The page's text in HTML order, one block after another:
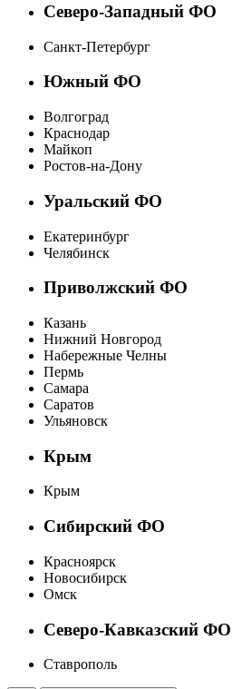
Северо-Западный ФО
Санкт-Петербург
Южный ФО
Волгоград
Краснодар
Майкоп
Ростов-на-Дону
Уральский ФО
Екатеринбург
Челябинск
Приволжский ФО
Казань
Нижний Новгород
Набережные Челны
Пермь
Самара
Саратов
Ульяновск
Крым
Крым
Сибирский ФО
Красноярск
Новосибирск
Омск
Северо-Кавказский ФО
Ставрополь